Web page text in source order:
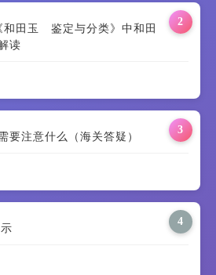
2
田玉 鉴定与分类》中和田
读
3
要注意什么（海关答疑）
4